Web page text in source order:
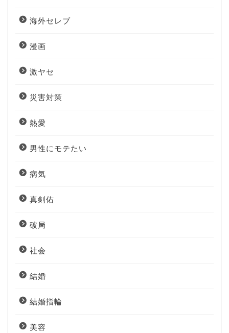
海外セレブ
漫画
激ヤセ
災害対策
熱愛
男性にモテたい
病気
真剣佑
破局
社会
結婚
結婚指輪
美容